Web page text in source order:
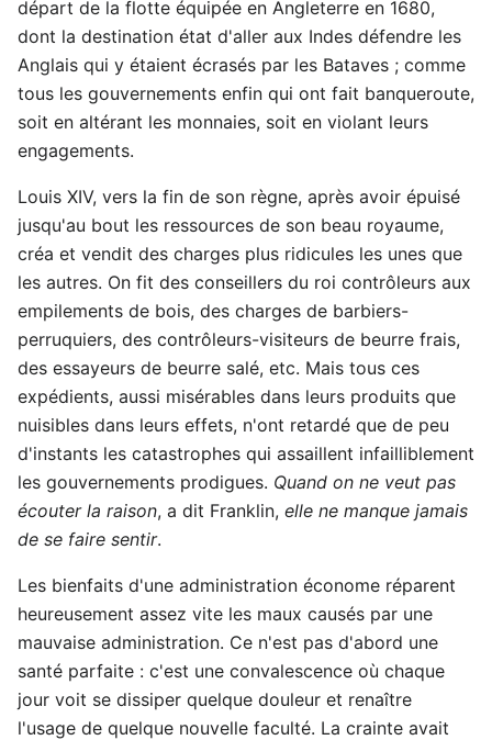
départ de la flotte équipée en Angleterre en 1680,
dont la destination état d'aller aux Indes défendre les
Anglais qui y étaient écrasés par les Bataves ; comme
tous les gouvernements enfin qui ont fait banqueroute,
soit en altérant les monnaies, soit en violant leurs
engagements.
Louis XIV, vers la fin de son règne, après avoir épuisé
jusqu'au bout les ressources de son beau royaume,
créa et vendit des charges plus ridicules les unes que
les autres. On fit des conseillers du roi contrôleurs aux
empilements de bois, des charges de barbiers-
perruquiers, des contrôleurs-visiteurs de beurre frais,
des essayeurs de beurre salé, etc. Mais tous ces
expédients, aussi misérables dans leurs produits que
nuisibles dans leurs effets, n'ont retardé que de peu
d'instants les catastrophes qui assaillent infailliblement
les gouvernements prodigues. Quand on ne veut pas
écouter la raison, a dit Franklin, elle ne manque jamais
de se faire sentir.
Les bienfaits d'une administration économe réparent
heureusement assez vite les maux causés par une
mauvaise administration. Ce n'est pas d'abord une
santé parfaite : c'est une convalescence où chaque
jour voit se dissiper quelque douleur et renaître
l'usage de quelque nouvelle faculté. La crainte avait